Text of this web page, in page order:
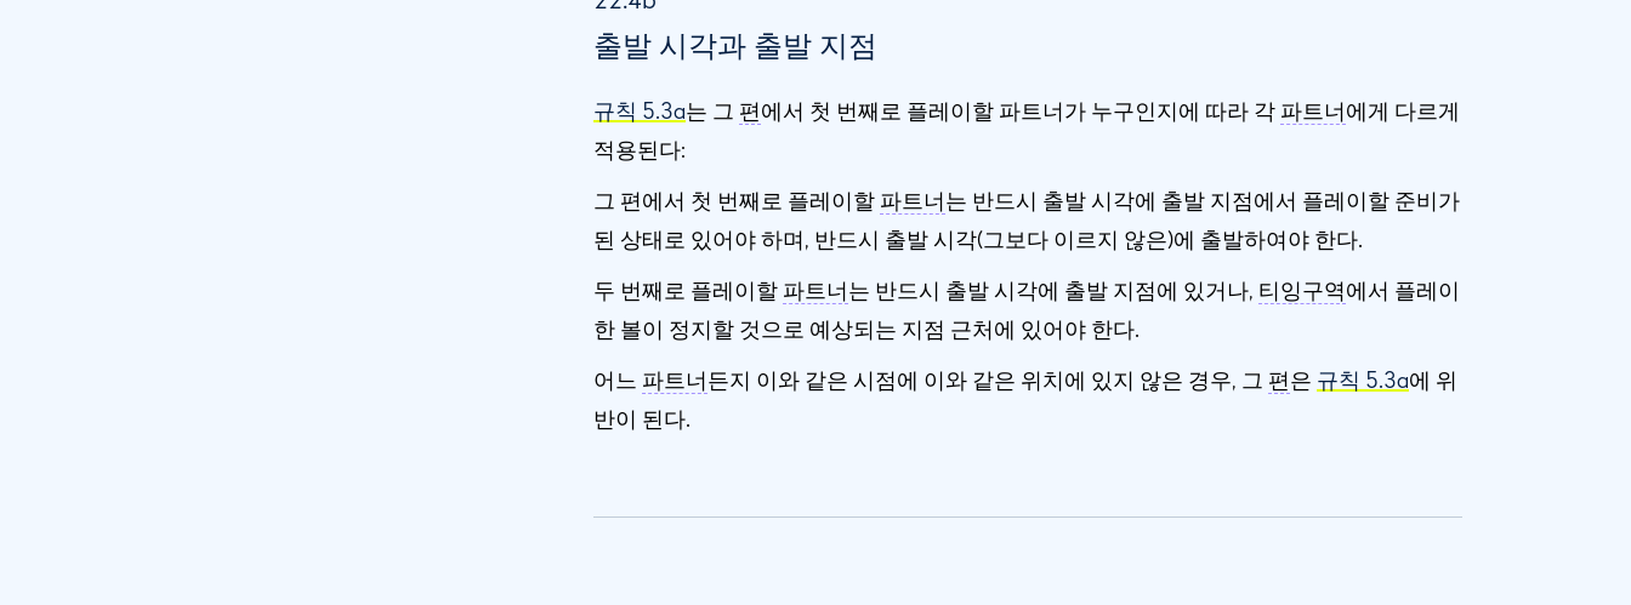
출발 시각과 출발 지점
규칙 5.3a는 그 편에서 첫 번째로 플레이할 파트너가 누구인지에 따라 각 파트너에게 다르게
적용된다:
그 편에서 첫 번째로 플레이할 파트너는 반드시 출발 시각에 출발 지점에서 플레이할 준비가
된 상태로 있어야 하며, 반드시 출발 시각(그보다 이르지 않은)에 출발하여야 한다.
두 번째로 플레이할 파트너는 반드시 출발 시각에 출발 지점에 있거나, 티잉구역에서 플레이
한 볼이 정지할 것으로 예상되는 지점 근처에 있어야 한다.
어느 파트너든지 이와 같은 시점에 이와 같은 위치에 있지 않은 경우, 그 편은 규칙 5.3a에 위
반이 된다.